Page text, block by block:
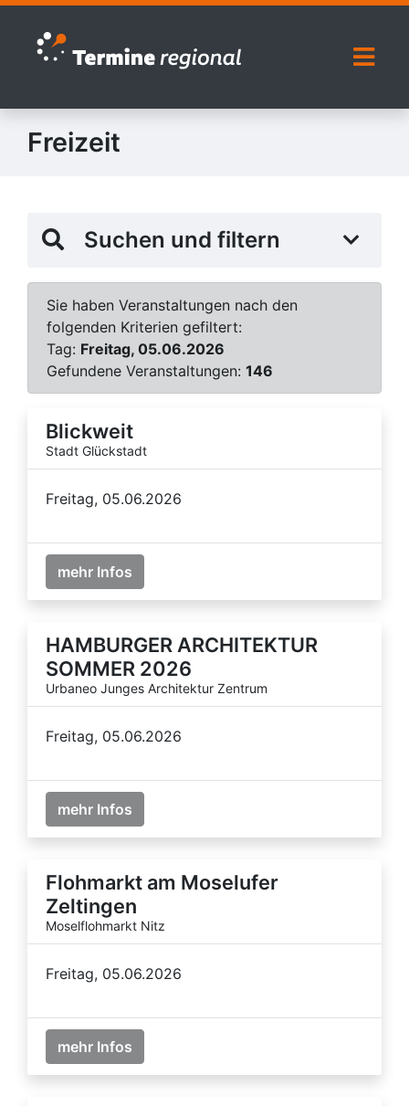
Zur Navigation springen
Zum Inhalt springen
Freizeit
Suchen und filtern
Sie haben Veranstaltungen nach den
folgenden Kriterien gefiltert:
Tag: Freitag, 05.06.2026
Gefundene Veranstaltungen: 146
Blickweit
Stadt Glückstadt
Freitag, 05.06.2026
mehr Infos
HAMBURGER ARCHITEKTUR
SOMMER 2026
Urbaneo Junges Architektur Zentrum
Freitag, 05.06.2026
mehr Infos
Flohmarkt am Moselufer
Zeltingen
Moselflohmarkt Nitz
Freitag, 05.06.2026
mehr Infos